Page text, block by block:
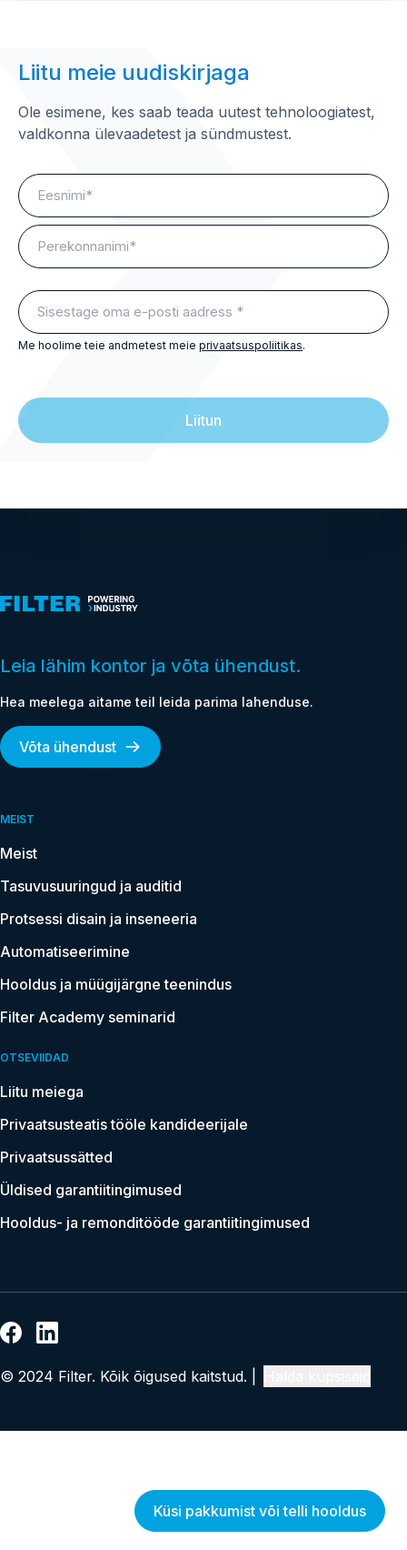
Küsi pakkumist või telli hooldus
Liitu meie uudiskirjaga
Ole esimene, kes saab teada uutest tehnoloogiatest,
valdkonna ülevaadetest ja sündmustest.
Name
(Vajalik
vastus)
First
Sisestage
oma
e-
(Vajalik
Me hoolime teie andmetest meie privaatsuspoliitikas.
Leia lähim kontor ja võta ühendust.
Hea meelega aitame teil leida parima lahenduse.
Võta ühendust
MEIST
Meist
Tasuvusuuringud ja auditid
Protsessi disain ja inseneeria
Automatiseerimine
Hooldus ja müügijärgne teenindus
Filter Academy seminarid
OTSEVIIDAD
Liitu meiega
Privaatsusteatis tööle kandideerijale
Privaatsussätted
Üldised garantiitingimused
Hooldus- ja remonditööde garantiitingimused
© 2024 Filter. Kõik õigused kaitstud. |